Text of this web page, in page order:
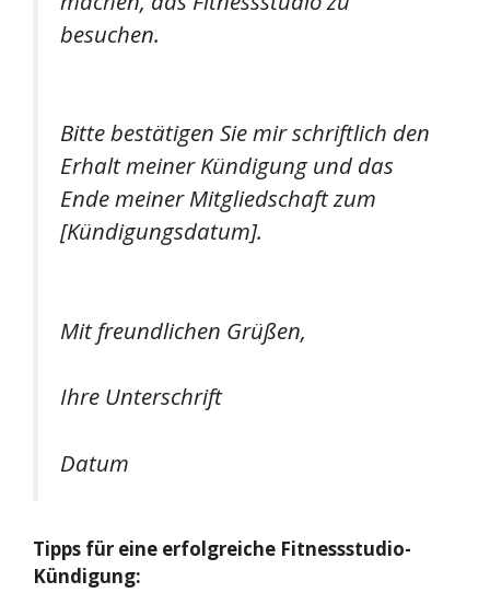
besuchen.
Bitte bestätigen Sie mir schriftlich den
Erhalt meiner Kündigung und das
Ende meiner Mitgliedschaft zum
[Kündigungsdatum].
Mit freundlichen Grüßen,
Ihre Unterschrift
Datum
Tipps für eine erfolgreiche Fitnessstudio-
Kündigung: